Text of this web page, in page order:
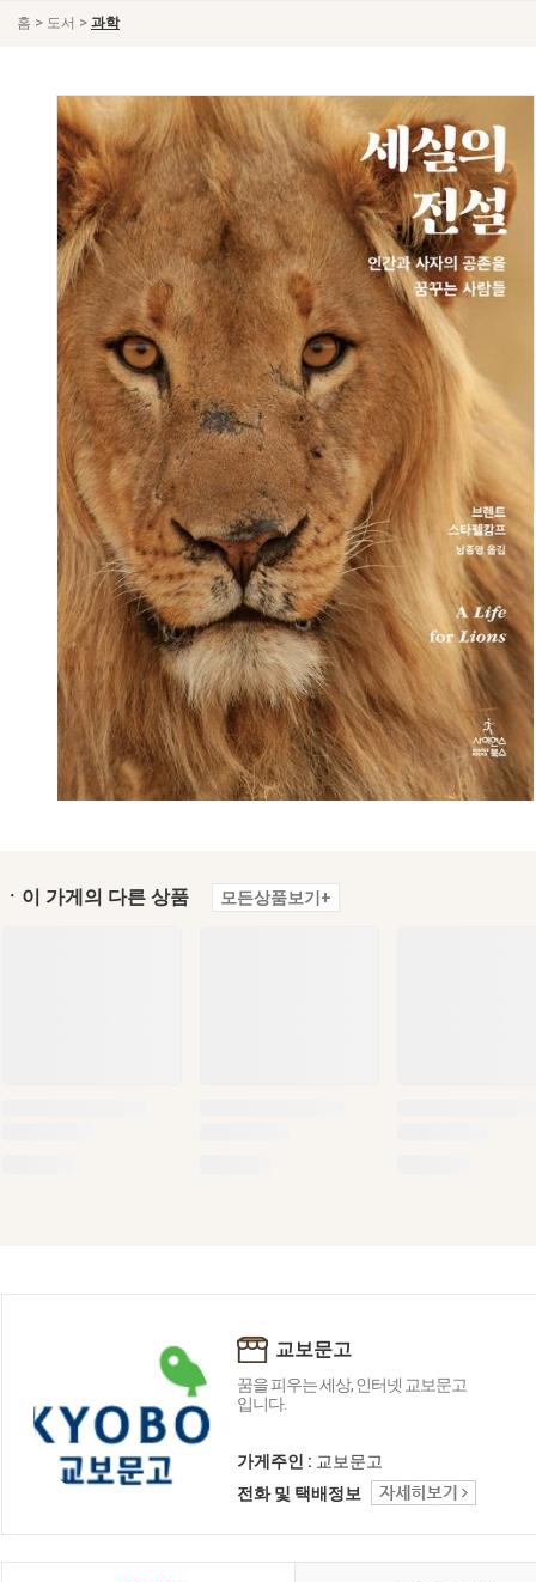
홈 > 도서 > 과학
ㆍ이 가게의 다른 상품 모든상품보기+
교보문고
꿈을 피우는 세상, 인터넷 교보문고
입니다.
가게주인 : 교보문고
전화 및 택배정보